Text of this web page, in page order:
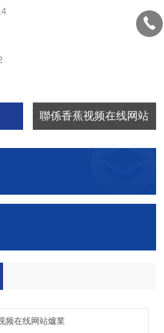
聯係香蕉视频在线网站
频在线网站爐業